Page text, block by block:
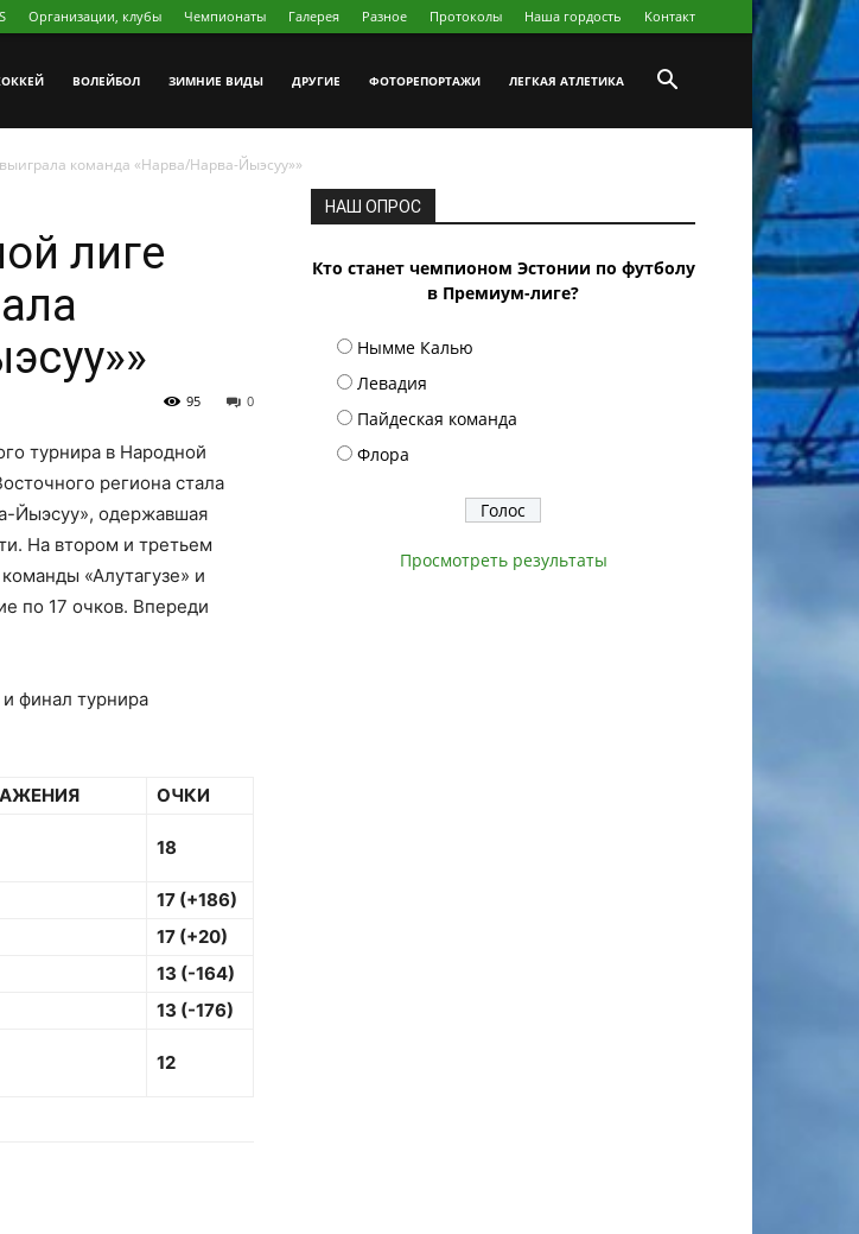
Организации, клубы Чемпионаты Галерея Разное Протоколы Наша гордость Koнтакт
ВОЛЕЙБОЛ ЗИМНИЕ ВИДЫ ДРУГИЕ ФОТОРЕПОРТАЖИ ЛЕГКАЯ АТЛЕТИКА
команда «Нарва/Нарва-Йыэсуу»»
лиге
0
95
турнира в Народной
региона стала
Йыэсуу», одержавшая
На втором и третьем
«Алутагузе» и
по 17 очков. Впереди
финал турнира
ОЧКИ
18
17 (+186)
17 (+20)
13 (-164)
13 (-176)
12
НАШ ОПРОС
Кто станет чемпионом Эстонии по футболу
в Премиум-лиге?
Нымме Калью
Левадия
Пайдеская команда
Флора
Просмотреть результаты